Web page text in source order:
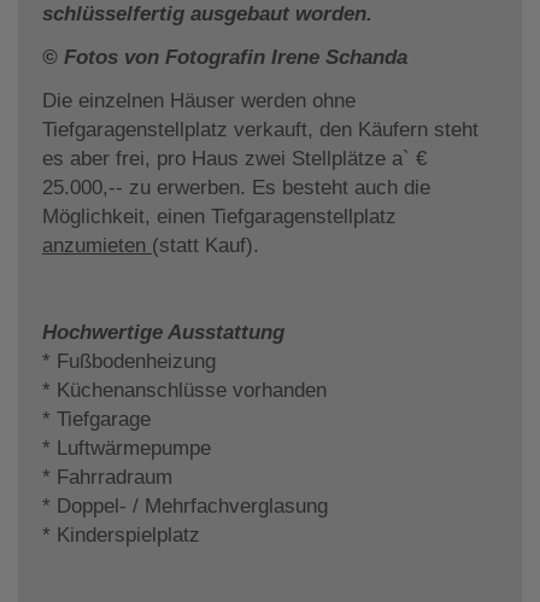
schlüsselfertig ausgebaut worden.
© Fotos von Fotografin Irene Schanda
Die einzelnen Häuser werden ohne
Tiefgaragenstellplatz verkauft, den Käufern steht
es aber frei, pro Haus zwei Stellplätze a` €
25.000,-- zu erwerben. Es besteht auch die
Möglichkeit, einen Tiefgaragenstellplatz
anzumieten (statt Kauf).
Hochwertige Ausstattung
* Fußbodenheizung
* Küchenanschlüsse vorhanden
* Tiefgarage
* Luftwärmepumpe
* Fahrradraum
* Doppel- / Mehrfachverglasung
* Kinderspielplatz